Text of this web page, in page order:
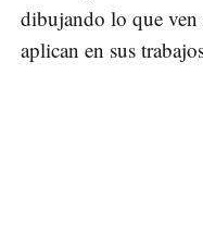
dibujando lo que ven
aplican en sus